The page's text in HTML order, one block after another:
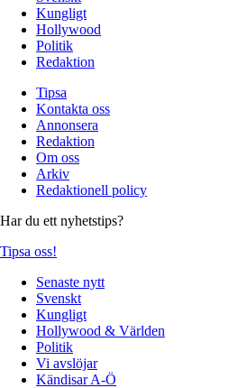
Kungligt
Hollywood
Politik
Redaktion
Tipsa
Kontakta oss
Annonsera
Redaktion
Om oss
Arkiv
Redaktionell policy
Har du ett nyhetstips?
Tipsa oss!
Senaste nytt
Svenskt
Kungligt
Hollywood & Världen
Politik
Vi avslöjar
Kändisar A-Ö